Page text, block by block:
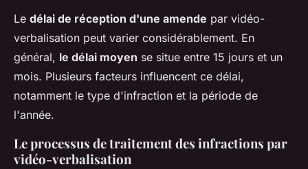
Le délai de réception d'une amende par vidéo-
verbalisation peut varier considérablement. En
général, le délai moyen se situe entre 15 jours et un
mois. Plusieurs facteurs influencent ce délai,
notamment le type d'infraction et la période de
l'année.
Le processus de traitement des infractions par
vidéo-verbalisation